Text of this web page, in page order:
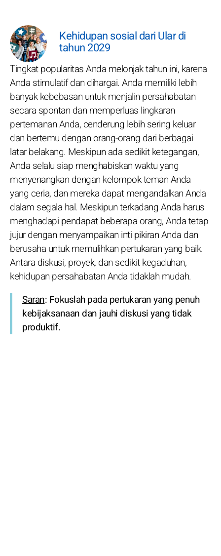
Kehidupan sosial dari Ular di
tahun 2029
Tingkat popularitas Anda melonjak tahun ini, karena
Anda stimulatif dan dihargai. Anda memiliki lebih
banyak kebebasan untuk menjalin persahabatan
secara spontan dan memperluas lingkaran
pertemanan Anda, cenderung lebih sering keluar
dan bertemu dengan orang-orang dari berbagai
latar belakang. Meskipun ada sedikit ketegangan,
Anda selalu siap menghabiskan waktu yang
menyenangkan dengan kelompok teman Anda
yang ceria, dan mereka dapat mengandalkan Anda
dalam segala hal. Meskipun terkadang Anda harus
menghadapi pendapat beberapa orang, Anda tetap
jujur dengan menyampaikan inti pikiran Anda dan
berusaha untuk memulihkan pertukaran yang baik.
Antara diskusi, proyek, dan sedikit kegaduhan,
kehidupan persahabatan Anda tidaklah mudah.
Saran: Fokuslah pada pertukaran yang penuh
kebijaksanaan dan jauhi diskusi yang tidak
produktif.